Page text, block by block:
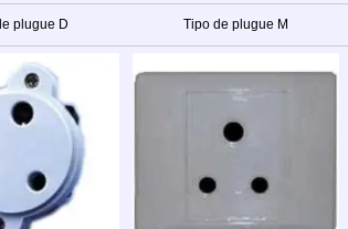
plugue D Tipo de plugue M